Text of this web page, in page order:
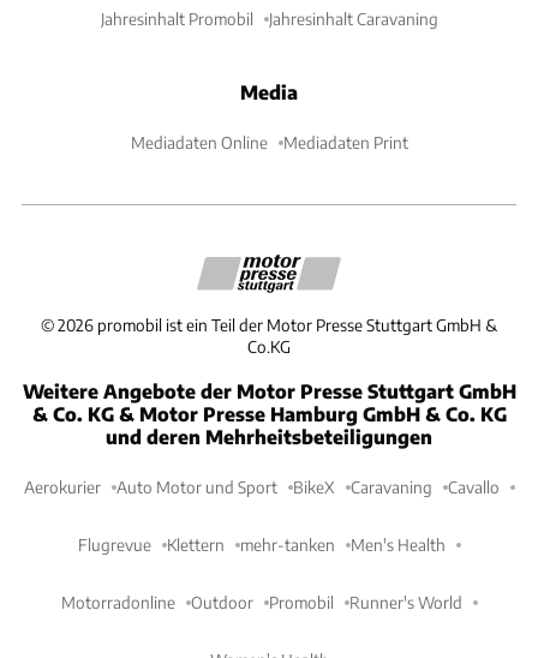
Jahresinhalt Promobil Jahresinhalt Caravaning
Media
Mediadaten Online Mediadaten Print
©2026 promobil ist ein Teil der Motor Presse Stuttgart GmbH &
Co.KG
Weitere Angebote der Motor Presse Stuttgart GmbH
& Co. KG & Motor Presse Hamburg GmbH & Co. KG
und deren Mehrheitsbeteiligungen
Aerokurier Auto Motor und Sport BikeX Caravaning Cavallo
Flugrevue Klettern mehr-tanken Men's Health
Motorradonline Outdoor Promobil Runner's World